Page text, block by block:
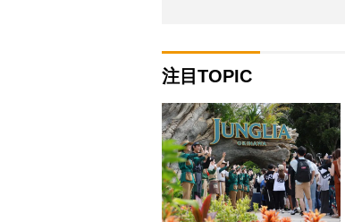
注目TOPIC